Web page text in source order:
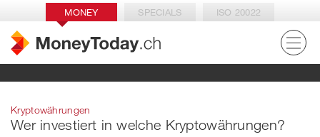
MONEY SPECIALS ISO 20022
Kryptowährungen
Wer investiert in welche Kryptowährungen?